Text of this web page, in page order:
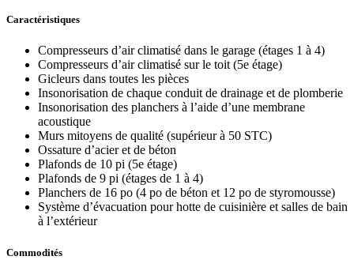
Caractéristiques
Compresseurs d’air climatisé dans le garage (étages 1 à 4)
Compresseurs d’air climatisé sur le toit (5e étage)
Gicleurs dans toutes les pièces
Insonorisation de chaque conduit de drainage et de plomberie
Insonorisation des planchers à l’aide d’une membrane
acoustique
Murs mitoyens de qualité (supérieur à 50 STC)
Ossature d’acier et de béton
Plafonds de 10 pi (5e étage)
Plafonds de 9 pi (étages de 1 à 4)
Planchers de 16 po (4 po de béton et 12 po de styromousse)
Système d’évacuation pour hotte de cuisinière et salles de bain
à l’extérieur
Commodités